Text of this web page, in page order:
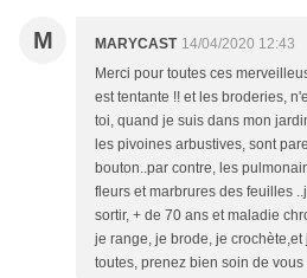
M MARYCAST 14/04/2020 12:43
Merci pour toutes ces
est tentante !! et les broderies,
toi, quand je suis dans mon
les pivoines arbustives, sont
bouton..par contre, les
fleurs et marbrures des feuilles
sortir, + de 70 ans et maladie
je range, je brode, je
toutes, prenez bien soin de